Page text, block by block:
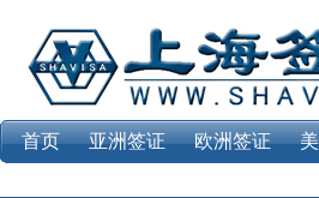
首页 亚洲签证 欧洲签证